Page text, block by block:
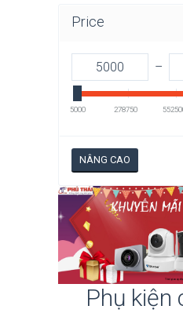
Price
–
5000 278750
NÂNG CAO
Phụ kiện